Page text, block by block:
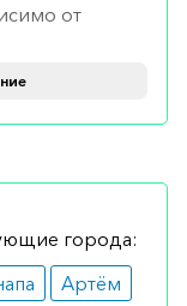
от
образования.
города:
Артём